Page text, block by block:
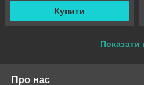
Купити
Показати
Про нас